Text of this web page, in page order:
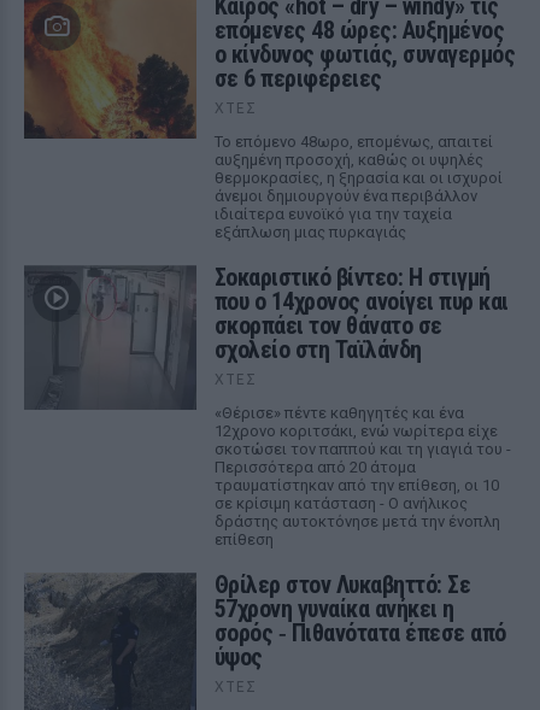
Καιρός «hot – dry – windy» τις
επόμενες 48 ώρες: Αυξημένος
ο κίνδυνος φωτιάς, συναγερμός
σε 6 περιφέρειες
ΧΤΕΣ
Το επόμενο 48ωρο, επομένως, απαιτεί
αυξημένη προσοχή, καθώς οι υψηλές
θερμοκρασίες, η ξηρασία και οι ισχυροί
άνεμοι δημιουργούν ένα περιβάλλον
ιδιαίτερα ευνοϊκό για την ταχεία
εξάπλωση μιας πυρκαγιάς
Σοκαριστικό βίντεο: Η στιγμή
που ο 14χρονος ανοίγει πυρ και
σκορπάει τον θάνατο σε
σχολείο στη Ταϊλάνδη
ΧΤΕΣ
«Θέρισε» πέντε καθηγητές και ένα
12χρονο κοριτσάκι, ενώ νωρίτερα είχε
σκοτώσει τον παππού και τη γιαγιά του -
Περισσότερα από 20 άτομα
τραυματίστηκαν από την επίθεση, οι 10
σε κρίσιμη κατάσταση - Ο ανήλικος
δράστης αυτοκτόνησε μετά την ένοπλη
επίθεση
Θρίλερ στον Λυκαβηττό: Σε
57χρονη γυναίκα ανήκει η
σορός ‑ Πιθανότατα έπεσε από
ύψος
ΧΤΕΣ